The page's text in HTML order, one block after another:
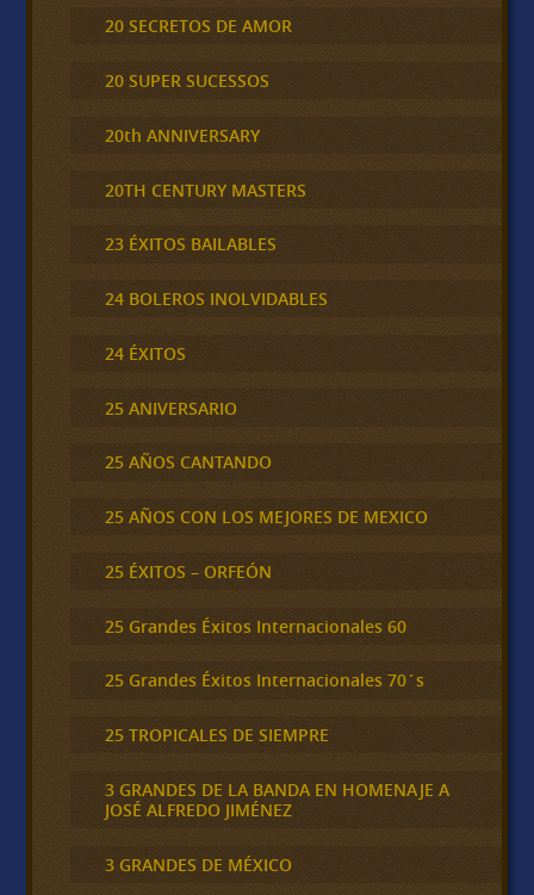
20 SECRETOS DE AMOR
20 SUPER SUCESSOS
20th ANNIVERSARY
20TH CENTURY MASTERS
23 ÉXITOS BAILABLES
24 BOLEROS INOLVIDABLES
24 ÉXITOS
25 ANIVERSARIO
25 AÑOS CANTANDO
25 AÑOS CON LOS MEJORES DE MEXICO
25 ÉXITOS – ORFEÓN
25 Grandes Éxitos Internacionales 60
25 Grandes Éxitos Internacionales 70´s
25 TROPICALES DE SIEMPRE
3 GRANDES DE LA BANDA EN HOMENAJE A
JOSÉ ALFREDO JIMÉNEZ
3 GRANDES DE MÉXICO